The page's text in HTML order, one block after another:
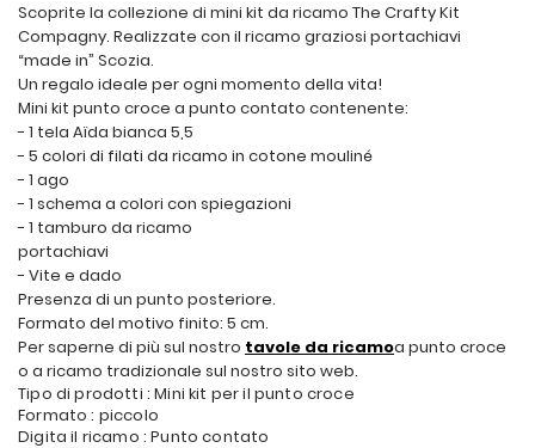
Scoprite la collezione di mini kit da ricamo The Crafty Kit
Compagny. Realizzate con il ricamo graziosi portachiavi
“made in” Scozia.
Un regalo ideale per ogni momento della vita!
Mini kit punto croce a punto contato contenente:
- 1 tela Aïda bianca 5,5
- 5 colori di filati da ricamo in cotone mouliné
- 1 ago
- 1 schema a colori con spiegazioni
- 1 tamburo da ricamo
portachiavi
- Vite e dado
Presenza di un punto posteriore.
Formato del motivo finito: 5 cm.
Per saperne di più sul nostro tavole da ricamoa punto croce
o a ricamo tradizionale sul nostro sito web.
Tipo di prodotti : Mini kit per il punto croce
Formato : piccolo
Digita il ricamo : Punto contato